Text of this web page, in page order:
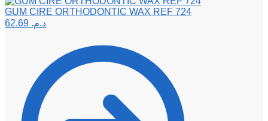
GUM CIRE ORTHODONTIC WAX REF 724
د.م.